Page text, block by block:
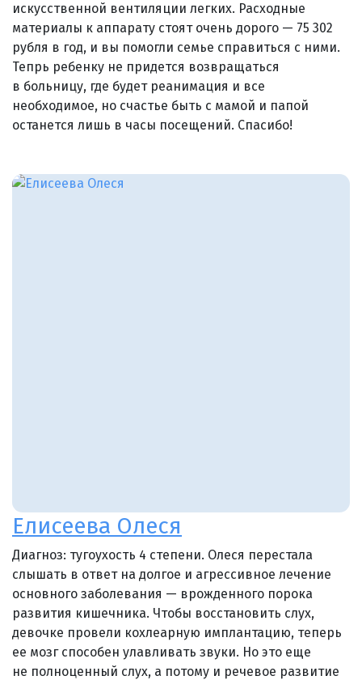
искусственной вентиляции легких. Расходные
материалы к аппарату стоят очень дорого — 75 302
рубля в год, и вы помогли семье справиться с ними.
Тепрь ребенку не придется возвращаться
в больницу, где будет реанимация и все
необходимое, но счастье быть с мамой и папой
останется лишь в часы посещений. Спасибо!
Елисеева Олеся
Диагноз: тугоухость 4 степени. Олеся перестала
слышать в ответ на долгое и агрессивное лечение
основного заболевания — врожденного порока
развития кишечника. Чтобы восстановить слух,
девочке провели кохлеарную имплантацию, теперь
ее мозг способен улавливать звуки. Но это еще
не полноценный слух, а потому и речевое развитие